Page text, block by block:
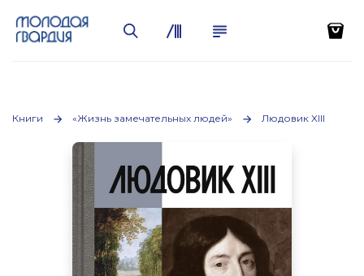
Книги «Жизнь замечательных людей» Людовик XIII